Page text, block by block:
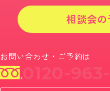
相談会の
お問い合わせ・ご予約は